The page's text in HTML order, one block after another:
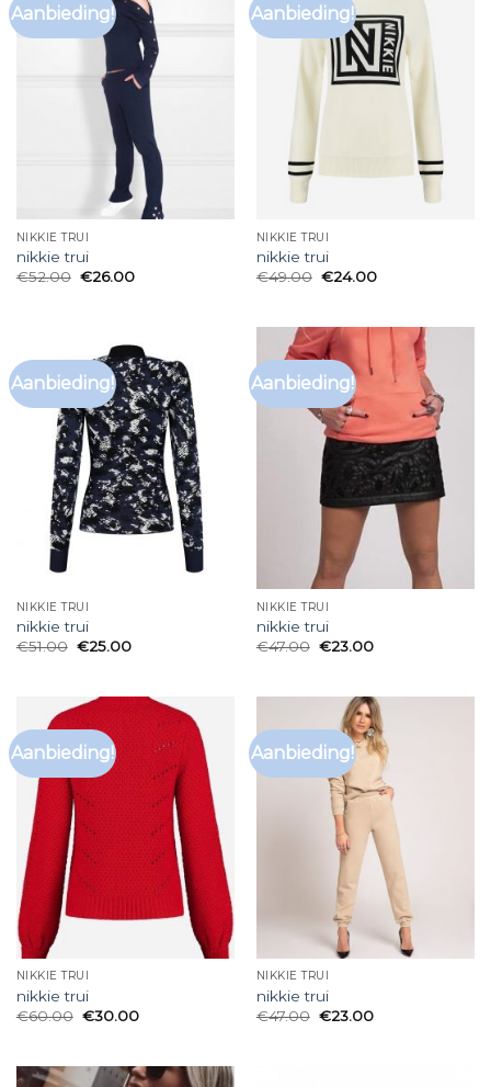
Aanbieding!
NIKKIE TRUI
nikkie trui
€52.00 €26.00
Aanbieding!
NIKKIE TRUI
nikkie trui
€49.00 €24.00
Aanbieding!
NIKKIE TRUI
nikkie trui
€51.00 €25.00
Aanbieding!
NIKKIE TRUI
nikkie trui
€47.00 €23.00
Aanbieding!
NIKKIE TRUI
nikkie trui
€60.00 €30.00
Aanbieding!
NIKKIE TRUI
nikkie trui
€47.00 €23.00